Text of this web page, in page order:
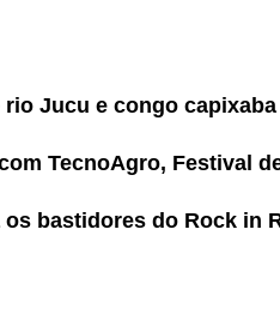
rio Jucu e congo
TecnoAgro, Festival
os bastidores do Rock in